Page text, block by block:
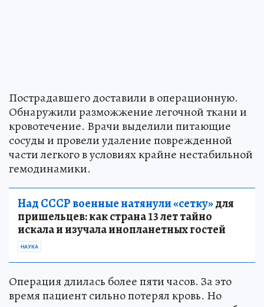
Пострадавшего доставили в операционную.
Обнаружили разможжение легочной ткани и
кровотечение. Врачи выделили питающие
сосуды и провели удаление поврежденной
части легкого в условиях крайне нестабильной
гемодинамики.
Над СССР военные натянули «сетку»для
пришельцев: как страна 13 лет тайно
искала и изучала инопланетных гостей
НАУКА
Операция длилась более пяти часов. За это
время пациент сильно потерял кровь. Но